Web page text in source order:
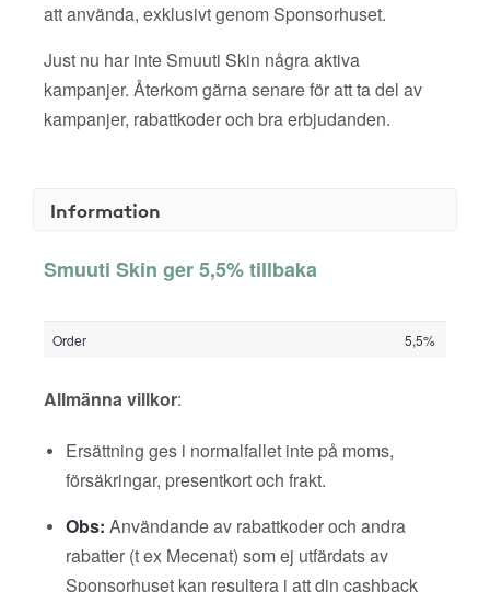
att använda, exklusivt genom Sponsorhuset.
Just nu har inte Smuuti Skin några aktiva
kampanjer. Återkom gärna senare för att ta del av
kampanjer, rabattkoder och bra erbjudanden.
Information
Smuuti Skin ger 5,5% tillbaka
Order 5,5%
Allmänna villkor:
Ersättning ges i normalfallet inte på moms,
försäkringar, presentkort och frakt.
Obs: Användande av rabattkoder och andra
rabatter (t ex Mecenat) som ej utfärdats av
Sponsorhuset kan resultera i att din cashback